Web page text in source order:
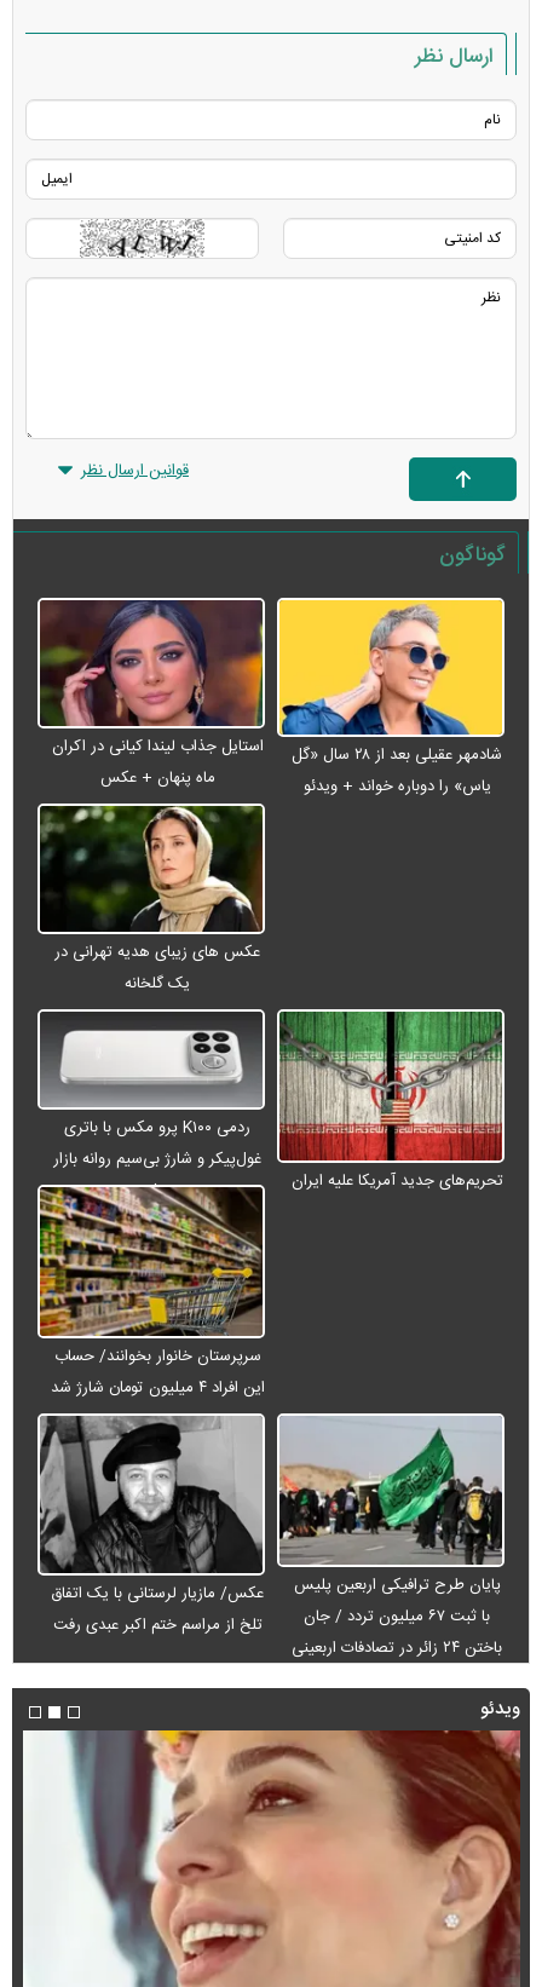
ارسال نظر
قوانین ارسال نظر
گوناگون
شادمهر عقیلی بعد از ۲۸ سال «گل
یاس» را دوباره خواند + ویدئو
استایل جذاب لیندا کیانی در اکران
ماه پنهان + عکس
عکس های زیبای هدیه تهرانی در
یک گلخانه
تحریم‌های جدید آمریکا علیه ایران
ردمی K۱۰۰ پرو مکس با باتری
غول‌پیکر و شارژ بی‌سیم روانه بازار
می‌شود
سرپرستان خانوار بخوانند/ حساب
این افراد ۴ میلیون تومان شارژ شد
پایان طرح ترافیکی اربعین پلیس
با ثبت ۶۷ میلیون تردد / جان
باختن ۲۴ زائر در تصادفات اربعینی
عکس/ مازیار لرستانی با یک اتفاق
تلخ از مراسم ختم اکبر عبدی رفت
ویدئو